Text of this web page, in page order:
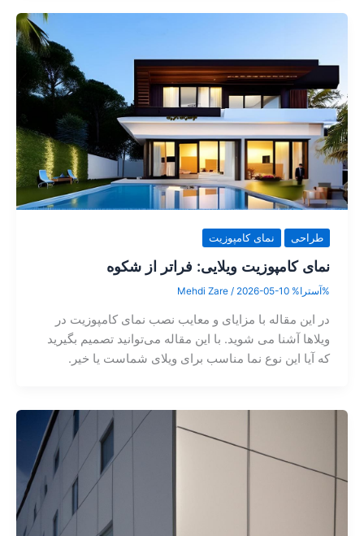
طراحی نمای کامپوزیت
نمای کامپوزیت ویلایی: فراتر از شکوه
%آسترا% Mehdi Zare / 2026-05-10
در این مقاله با مزایای و معایب نصب نمای کامپوزیت در
ویلاها آشنا می شوید. با این مقاله می‌توانید تصمیم بگیرید
که آیا این نوع نما مناسب برای ویلای شماست یا خیر.